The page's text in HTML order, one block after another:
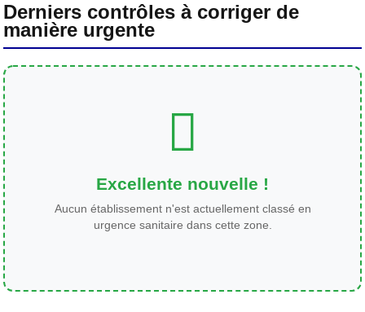
Derniers contrôles à corriger de
manière urgente
Excellente nouvelle !
Aucun établissement n'est actuellement classé en
urgence sanitaire dans cette zone.